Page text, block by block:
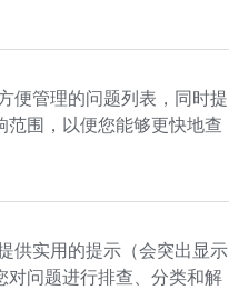
便管理的问题列表，同时提
围，以便您能够更快地查
供实用的提示（会突出显示
对问题进行排查、分类和解